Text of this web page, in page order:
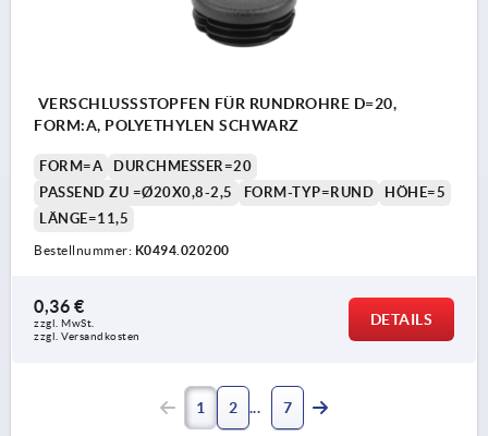
VERSCHLUSSSTOPFEN FÜR RUNDROHRE D=20,
FORM:A, POLYETHYLEN SCHWARZ
FORM=A
DURCHMESSER=20
PASSEND ZU =Ø20X0,8-2,5
FORM-TYP=RUND
HÖHE=5
LÄNGE=11,5
Bestellnummer: K0494.020200
0,36 €
zzgl. MwSt.
zzgl. Versandkosten
DETAILS
1 2 7